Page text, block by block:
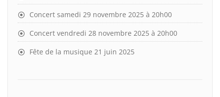
Concert samedi 29 novembre 2025 à 20h00
Concert vendredi 28 novembre 2025 à 20h00
Fête de la musique 21 juin 2025